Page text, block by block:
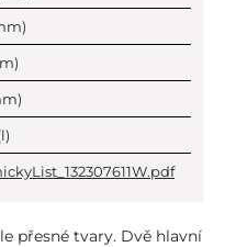
přesné tvary. Dvě hlavní